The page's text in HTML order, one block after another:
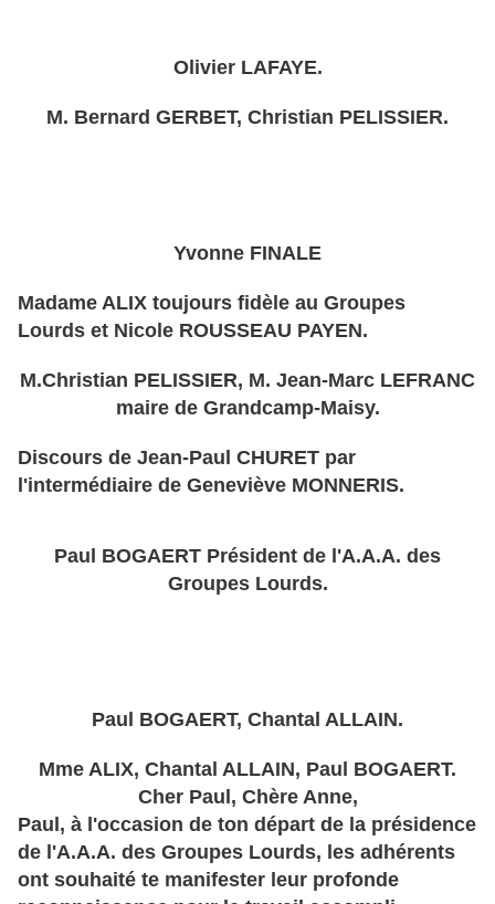
Olivier LAFAYE.
M. Bernard GERBET, Christian PELISSIER.
Yvonne FINALE
Madame ALIX toujours fidèle au Groupes
Lourds et Nicole ROUSSEAU PAYEN.
M.Christian PELISSIER, M. Jean-Marc LEFRANC
maire de Grandcamp-Maisy.
Discours de Jean-Paul CHURET par
l'intermédiaire de Geneviève MONNERIS.
Paul BOGAERT Président de l'A.A.A. des
Groupes Lourds.
Paul BOGAERT, Chantal ALLAIN.
Mme ALIX, Chantal ALLAIN, Paul BOGAERT.
Cher Paul, Chère Anne,
Paul, à l'occasion de ton départ de la présidence
de l'A.A.A. des Groupes Lourds, les adhérents
ont souhaité te manifester leur profonde